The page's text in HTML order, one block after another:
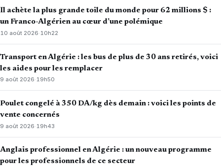
Il achète la plus grande toile du monde pour 62 millions $ :
un Franco-Algérien au cœur d’une polémique
10 août 2026·10h22
Transport en Algérie : les bus de plus de 30 ans retirés, voici
les aides pour les remplacer
9 août 2026·19h50
Poulet congelé à 350 DA/kg dès demain : voici les points de
vente concernés
9 août 2026· 19h43
Anglais professionnel en Algérie : un nouveau programme
pour les professionnels de ce secteur